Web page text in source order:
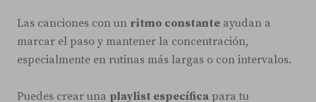
Las canciones con un ritmo constante ayudan a
marcar el paso y mantener la concentración,
especialmente en rutinas más largas o con intervalos.
Puedes crear una playlist específica para tu